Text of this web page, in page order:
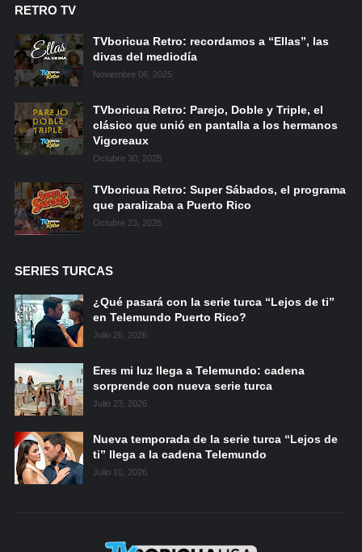
RETRO TV
TVboricua Retro: recordamos a “Ellas”, las
divas del mediodía
Noviembre 06, 2025
TVboricua Retro: Parejo, Doble y Triple, el
clásico que unió en pantalla a los hermanos
Vigoreaux
Octubre 30, 2025
TVboricua Retro: Super Sábados, el programa
que paralizaba a Puerto Rico
Octubre 23, 2025
SERIES TURCAS
¿Qué pasará con la serie turca “Lejos de ti”
en Telemundo Puerto Rico?
Julio 26, 2026
Eres mi luz llega a Telemundo: cadena
sorprende con nueva serie turca
Julio 23, 2026
Nueva temporada de la serie turca “Lejos de
ti” llega a la cadena Telemundo
Julio 10, 2026